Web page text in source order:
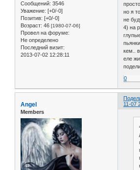
Сообщений: 3546
Уважение: [+0/-0]
Позитив: [+0/-0]
Возраст: 46 [1980-07-06]
Провел на форуме:
Не определено
Последний визит:
2013-07-02 12:28:11
но я
не
4) на
кем..
еле
0
11-07
Angel
Members